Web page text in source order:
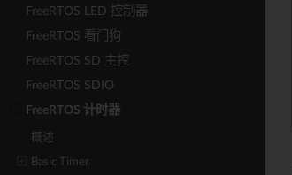
FreeRTOS LED 控制器
FreeRTOS 看门狗
FreeRTOS SD 主控
FreeRTOS SDIO
FreeRTOS 计时器
概述
Basic Timer